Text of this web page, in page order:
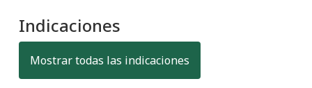
Indicaciones
Mostrar todas las indicaciones